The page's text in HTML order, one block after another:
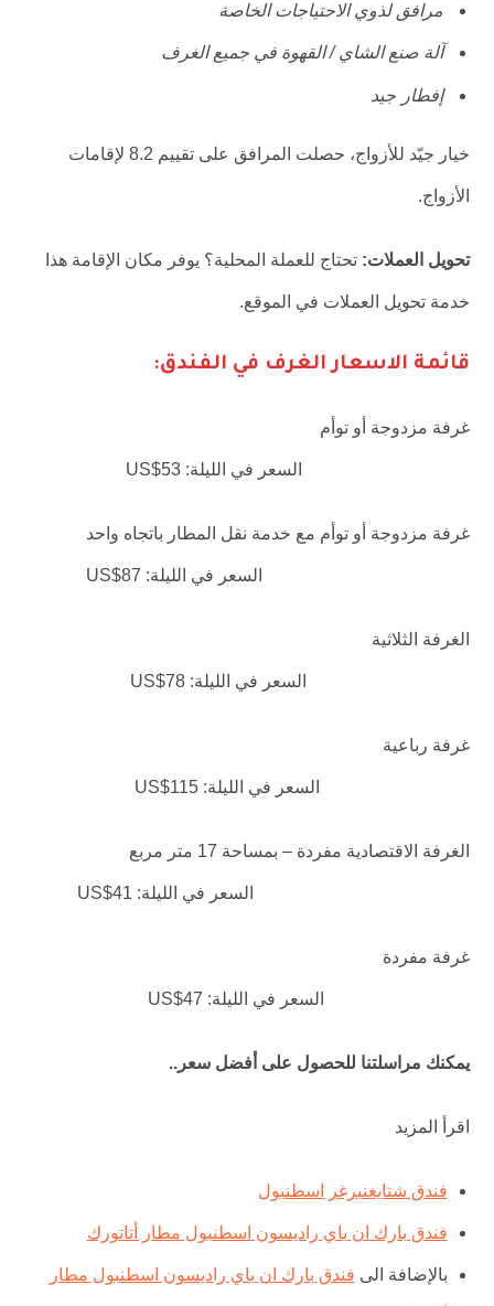
مرافق لذوي الاحتياجات الخاصة
آلة صنع الشاي / القهوة في جميع الغرف
إفطار جيد
خيار جيّد للأزواج، حصلت المرافق على تقييم 8.2 لإقامات
الأزواج.
تحويل العملات:تحتاج للعملة المحلية؟ يوفر مكان الإقامة هذا
خدمة تحويل العملات في الموقع.
قائمة الاسعار الغرف في الفندق:
غرفة مزدوجة أو توأم
السعر في الليلة: US$53
غرفة مزدوجة أو توأم مع خدمة نقل المطار باتجاه واحد
السعر في الليلة: US$87
الغرفة الثلاثية
السعر في الليلة: US$78
غرفة رباعية
السعر في الليلة: US$115
الغرفة الاقتصادية مفردة – بمساحة 17 متر مربع
السعر في الليلة: US$41
غرفة مفردة
السعر في الليلة: US$47
يمكنك مراسلتنا للحصول على أفضل سعر..
اقرأ المزيد
فندق شتايغنبرغر اسطنبول
فندق بارك ان باي راديسون اسطنبول مطار أتاتورك
بالإضافة الى فندق بارك ان باي راديسون اسطنبول مطار